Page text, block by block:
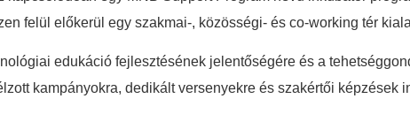
felül előkerül egy szakmai-, közösségi- és co-working tér
edukáció fejlesztésének jelentőségére és a
kampányokra, dedikált versenyekre és szakértői képzések